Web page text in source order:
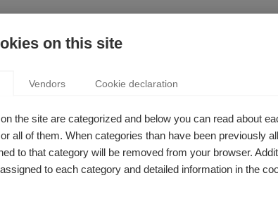
on this site
Vendors Cookie declaration
the site are categorized and below you can read about
all of them. When categories than have been previously
to that category will be removed from your browser.
to each category and detailed information in the